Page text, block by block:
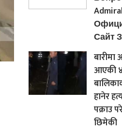
Сайт
बारीमा
आएकी ४
हानेर
पक्राउ
छिमेकी